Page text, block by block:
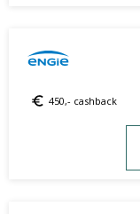
450,- cashback